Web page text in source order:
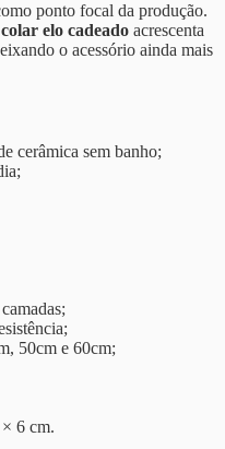
ponto focal da produção.
colar elo cadeado acrescenta
o acessório ainda mais
cerâmica sem banho;
50cm e 60cm;
6 cm.